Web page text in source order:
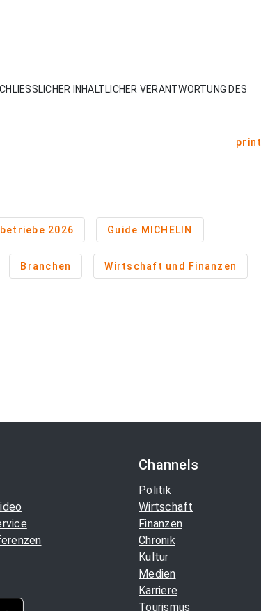
INHALTLICHER VERANTWORTUNG DES
print
2026 Guide MICHELIN
Branchen Wirtschaft und Finanzen
Channels
Politik
Wirtschaft
Finanzen
Chronik
Kultur
Medien
Karriere
Tourismus